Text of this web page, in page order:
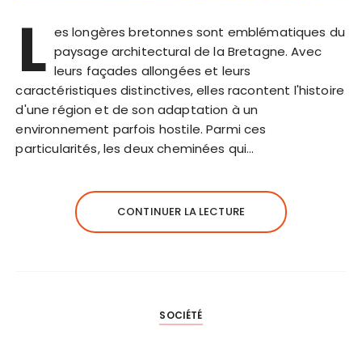
L es longères bretonnes sont emblématiques du
paysage architectural de la Bretagne. Avec
leurs façades allongées et leurs
caractéristiques distinctives, elles racontent l'histoire
d'une région et de son adaptation à un
environnement parfois hostile. Parmi ces
particularités, les deux cheminées qui…
CONTINUER LA LECTURE
SOCIÉTÉ